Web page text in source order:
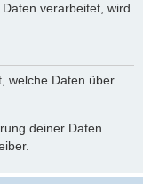
verarbeitet, wird
welche Daten über
deiner Daten